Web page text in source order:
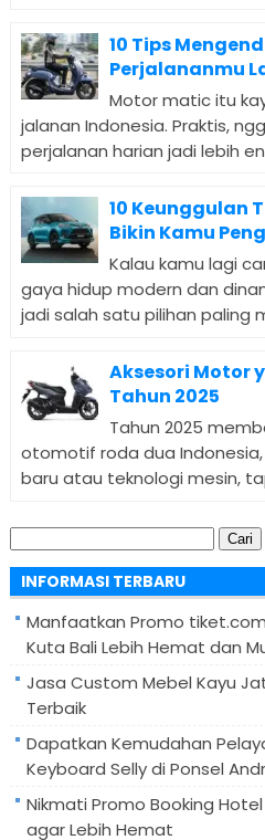
10 Tips
Perjalananmu
Motor matic itu
jalanan Indonesia. Praktis,
perjalanan harian jadi lebih
10 Keunggulan
Bikin Kamu
Kalau kamu lagi
gaya hidup modern dan
jadi salah satu pilihan paling
Aksesori Motor
Tahun 2025
Tahun 2025
otomotif roda dua
baru atau teknologi mesin,
Cari
untuk:
INFORMASI TERBARU
Manfaatkan Promo
Kuta Bali Lebih Hemat dan
Jasa Custom Mebel Kayu
Terbaik
Dapatkan Kemudahan
Keyboard Selly di Ponsel
Nikmati Promo Booking
agar Lebih Hemat